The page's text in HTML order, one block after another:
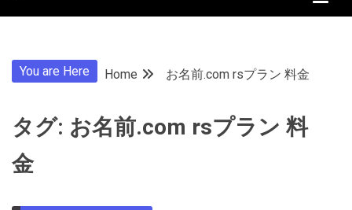
You are Here Home お名前.com rsプラン 料金
タグ: お名前.com rsプラン 料
金